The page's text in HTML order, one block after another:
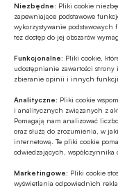
Niezbędne: Pliki cookie
zapewniające podstawowe
wykorzystywanie
tez dostęp do jej obszarów
Funkcjonalne: Pliki cookie,
udostępnianie zawartości strony
zbieranie opinii i innych funkcji
Analityczne: Pliki cookie
i analitycznych związanych z
Pomagają nam analizować
oraz służą do zrozumienia, w
internetową. Te pliki cookie
odwiedzających,
Marketingowe: Pliki cookie
wyświetlania odpowiednich
Badanie zostało
dom badawczy
CAWI (osoby w
wieku 55 lat i
dorosłych
korzystają z
bezgotówkowych,